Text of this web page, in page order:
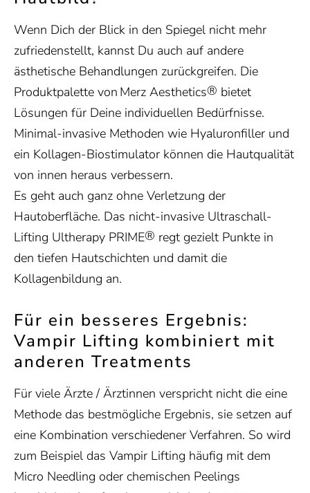
Wenn Dich der Blick in den Spiegel nicht mehr
zufriedenstellt, kannst Du auch auf andere
ästhetische Behandlungen zurückgreifen. Die
Produktpalette von Merz Aesthetics® bietet
Lösungen für Deine individuellen Bedürfnisse.
Minimal-invasive Methoden wie Hyaluronfiller und
ein Kollagen-Biostimulator können die Hautqualität
von innen heraus verbessern.
Es geht auch ganz ohne Verletzung der
Hautoberfläche. Das nicht-invasive Ultraschall-
Lifting Ultherapy PRIME® regt gezielt Punkte in
den tiefen Hautschichten und damit die
Kollagenbildung an.
Für ein besseres Ergebnis:
Vampir Lifting kombiniert mit
anderen Treatments
Für viele Ärzte / Ärztinnen verspricht nicht die eine
Methode das bestmögliche Ergebnis, sie setzen auf
eine Kombination verschiedener Verfahren. So wird
zum Beispiel das Vampir Lifting häufig mit dem
Micro Needling oder chemischen Peelings